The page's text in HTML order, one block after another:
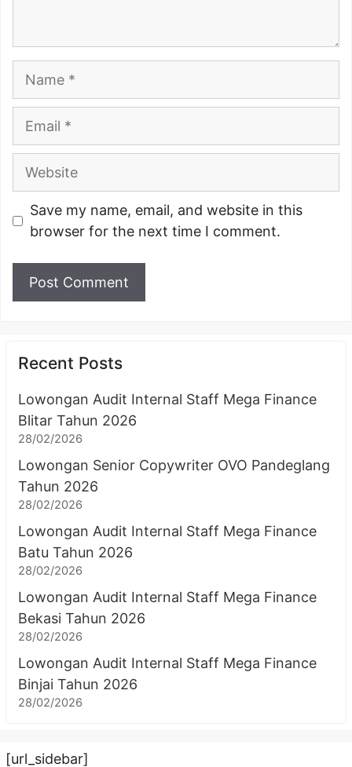
Website
Save my name, email, and website in this
browser for the next time I comment.
Recent Posts
Lowongan Audit Internal Staff Mega Finance
Blitar Tahun 2026
28/02/2026
Lowongan Senior Copywriter OVO Pandeglang
Tahun 2026
28/02/2026
Lowongan Audit Internal Staff Mega Finance
Batu Tahun 2026
28/02/2026
Lowongan Audit Internal Staff Mega Finance
Bekasi Tahun 2026
28/02/2026
Lowongan Audit Internal Staff Mega Finance
Binjai Tahun 2026
28/02/2026
[url_sidebar]